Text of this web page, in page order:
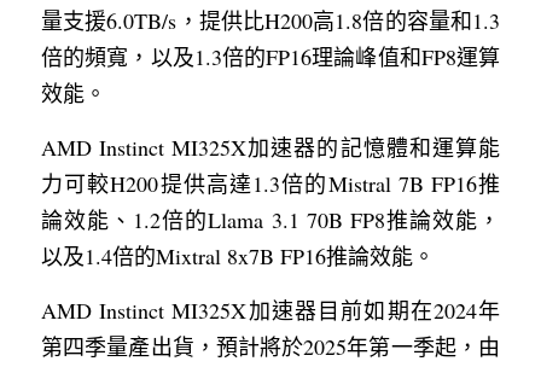
量支援6.0TB/s，提供比H200高1.8倍的容量和1.3
倍的頻寬，以及1.3倍的FP16理論峰值和FP8運算
效能。
AMD Instinct MI325X加速器的記憶體和運算能
力可較H200提供高達1.3倍的Mistral 7B FP16推
論效能、1.2倍的Llama 3.1 70B FP8推論效能，
以及1.4倍的Mixtral 8x7B FP16推論效能。
AMD Instinct MI325X加速器目前如期在2024年
第四季量產出貨，預計將於2025年第一季起，由